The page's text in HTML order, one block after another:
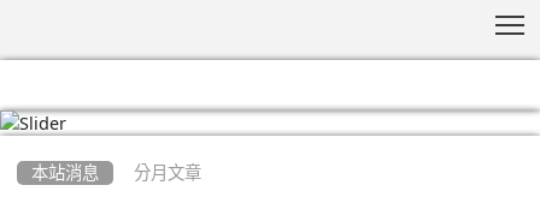
本站消息 分月文章